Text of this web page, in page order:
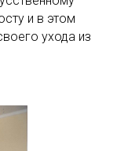
и в этом
ухода из